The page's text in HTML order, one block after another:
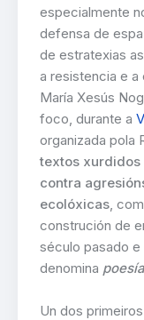
especialmente
defensa de
de estratexias
a resistencia e a
María Xesús
foco, durante a
organizada pola
textos xurdidos
contra
ecolóxicas ,
construción de
século pasado e
denomina
Un dos